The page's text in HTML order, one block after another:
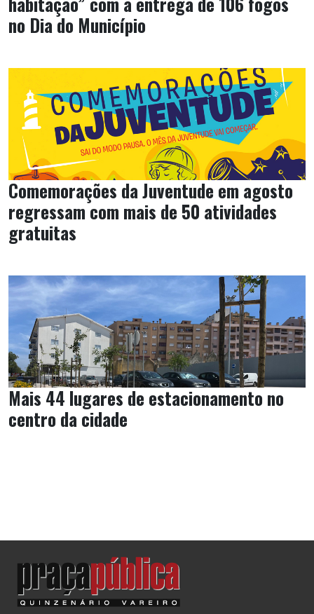
no Dia do Município
Comemorações da Juventude em agosto
regressam com mais de 50 atividades
gratuitas
Mais 44 lugares de estacionamento no
centro da cidade